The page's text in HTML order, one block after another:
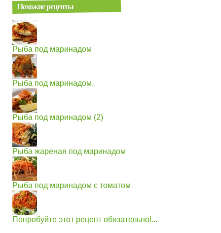
Похожие рецепты
Рыба под маринадом
Рыба под маринадом.
Рыба под маринадом (2)
Рыба жареная под маринадом
Рыба под маринадом с томатом
Попробуйте этот рецепт обязательно!...